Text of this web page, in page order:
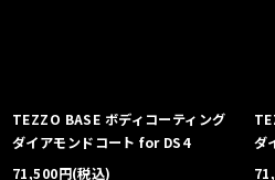
TEZZO BASE ボディコーティング
ダイアモンドコート for DS4
71,500円(税込)
ダ